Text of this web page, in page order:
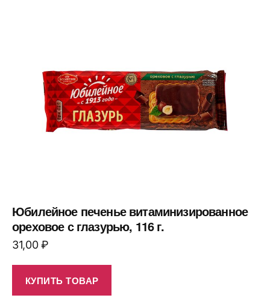
Юбилейное печенье витаминизированное
ореховое с глазурью, 116 г.
31,00₽
КУПИТЬ ТОВАР